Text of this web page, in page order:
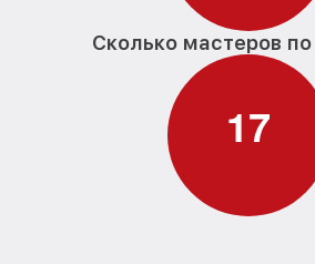
Сколько мастеров
17